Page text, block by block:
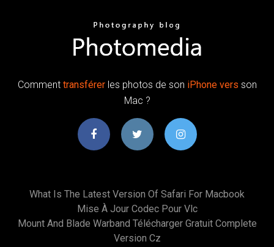
Comment transférerles photos de son iPhone vers son
Mac ?
What Is The Latest Version Of Safari For Macbook
Mise À Jour Codec Pour Vlc
Mount And Blade Warband Télécharger Gratuit Complete
Version Cz